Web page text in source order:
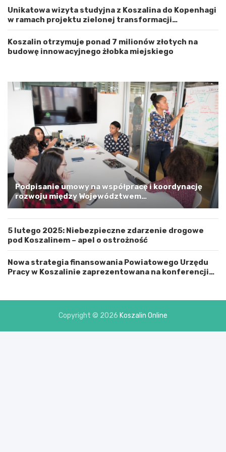
c
h
o
d
n
p
k
i
m
G
n
i
a
s
t
e
o
n
o
ś
ć
Unikatowa wizyta studyjna z Koszalina do Kopenhagi
w ramach projektu zielonej transformacji
energetycznej
Koszalin otrzymuje ponad 7 milionów złotych na
budowę innowacyjnego żłobka miejskiego
Podpisanie umowy na współpracę i koordynację
rozwoju między Województwem
Zachodniopomorskim a Gminą Miastem Koszalin
5 lutego 2025: Niebezpieczne zdarzenie drogowe
pod Koszalinem – apel o ostrożność
Nowa strategia finansowania Powiatowego Urzędu
Pracy w Koszalinie zaprezentowana na konferencji
Copyright © 2026 Koszalin Online